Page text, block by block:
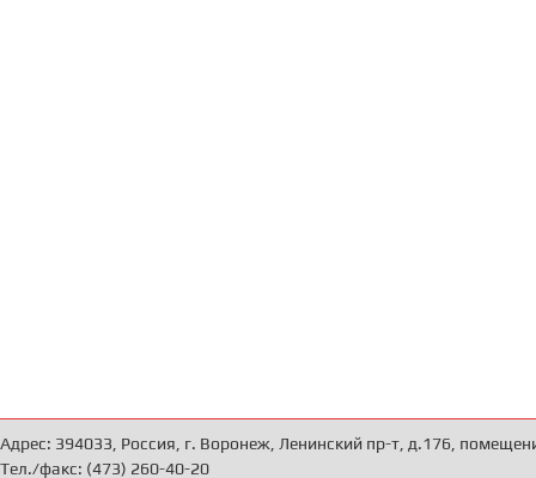
Адрес: 394033, Россия, г. Воронеж, Ленинский пр-т, д.176,
Тел./факс: (473) 260-40-20